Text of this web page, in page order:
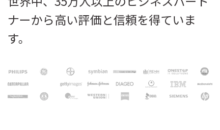
ナーから高い評価と信頼を得ていま
す。